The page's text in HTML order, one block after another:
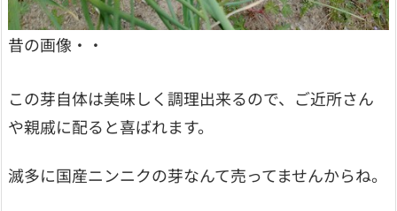
昔の画像・・
この芽自体は美味しく調理出来るので、ご近所さん
や親戚に配ると喜ばれます。
滅多に国産ニンニクの芽なんて売ってませんからね。